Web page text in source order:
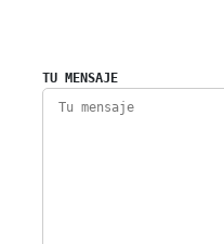
TU MENSAJE